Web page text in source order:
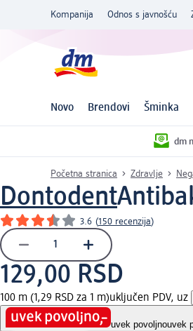
Kompanija Odnos s javnošću
Novo Brendovi Šminka
dm
Početna stranica Zdravlje
Dontodent
3.6 (150 recenzija)
129,00 RSD
100 m (1,29 RSD za 1 m)uključen PDV, uz
uvek povoljnouvek